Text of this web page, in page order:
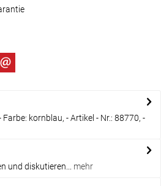
kornblau, - Artikel - Nr.: 88770, -
und diskutieren...
mehr